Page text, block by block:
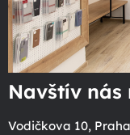
Navštív
Vodičkova 10,